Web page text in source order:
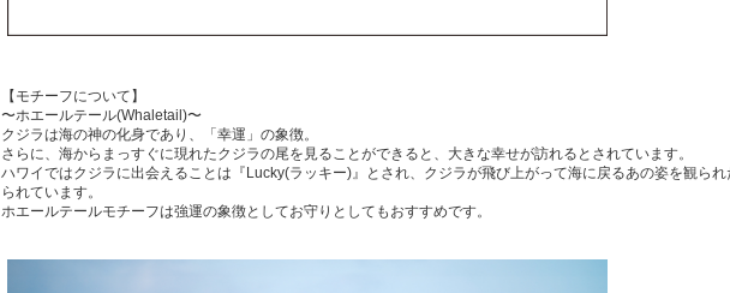
【モチーフについて】
〜ホエールテール(Whaletail)〜
クジラは海の神の化身であり、「幸運」の象徴。
さらに、海からまっすぐに現れたクジラの尾を見ることができると、大きな幸せが訪れるとされています。
ハワイではクジラに出会えることは『Lucky(ラッキー)』とされ、クジラが飛び上がって海に戻るあの姿を観ら
られています。
ホエールテールモチーフは強運の象徴としてお守りとしてもおすすめです。